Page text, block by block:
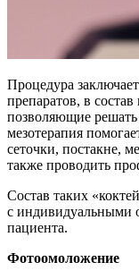
Процедура
препаратов, в
позволяющие
мезотерапия
сеточки, постакне,
также проводить
Состав таких
с индивидуальными
пациента.
Фотоомоложение